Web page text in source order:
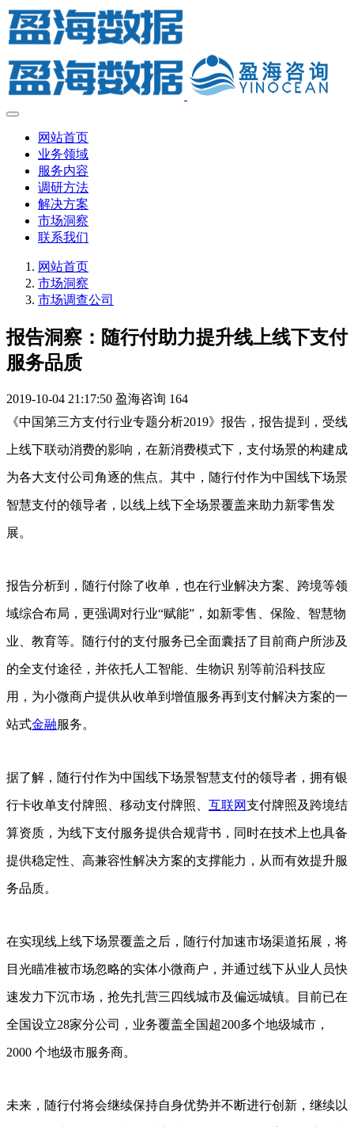
网站首页
业务领域
服务内容
调研方法
解决方案
市场洞察
联系我们
网站首页
市场洞察
市场调查公司
报告洞察：随行付助力提升线上线下支付
服务品质
2019-10-04 21:17:50 盈海咨询 164
《中国第三方支付行业专题分析2019》报告，报告提到，受线
上线下联动消费的影响，在新消费模式下，支付场景的构建成
为各大支付公司角逐的焦点。其中，随行付作为中国线下场景
智慧支付的领导者，以线上线下全场景覆盖来助力新零售发
展。
报告分析到，随行付除了收单，也在行业解决方案、跨境等领
域综合布局，更强调对行业“赋能”，如新零售、保险、智慧物
业、教育等。随行付的支付服务已全面囊括了目前商户所涉及
的全支付途径，并依托人工智能、生物识 别等前沿科技应
用，为小微商户提供从收单到增值服务再到支付解决方案的一
站式金融服务。
据了解，随行付作为中国线下场景智慧支付的领导者，拥有银
行卡收单支付牌照、移动支付牌照、 互联网支付牌照及跨境结
算资质，为线下支付服务提供合规背书，同时在技术上也具备
提供稳定性、高兼容性解决方案的支撑能力，从而有效提升服
务品质。
在实现线上线下场景覆盖之后，随行付加速市场渠道拓展，将
目光瞄准被市场忽略的实体小微商户，并通过线下从业人员快
速发力下沉市场，抢先扎营三四线城市及偏远城镇。目前已在
全国设立28家分公司，业务覆盖全国超200多个地级城市，
2000 个地级市服务商。
未来，随行付将会继续保持自身优势并不断进行创新，继续以